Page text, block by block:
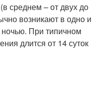
среднем – от двух до
возникают в одно и
При типичном
длится от 14 суток